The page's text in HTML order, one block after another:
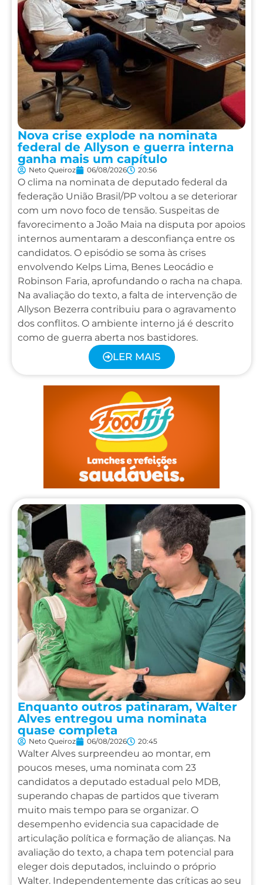
Nova crise explode na nominata
federal de Allyson e guerra interna
ganha mais um capítulo
Neto Queiroz 06/08/2026 20:56
O clima na nominata de deputado federal da
federação União Brasil/PP voltou a se deteriorar
com um novo foco de tensão. Suspeitas de
favorecimento a João Maia na disputa por apoios
internos aumentaram a desconfiança entre os
candidatos. O episódio se soma às crises
envolvendo Kelps Lima, Benes Leocádio e
Robinson Faria, aprofundando o racha na chapa.
Na avaliação do texto, a falta de intervenção de
Allyson Bezerra contribuiu para o agravamento
dos conflitos. O ambiente interno já é descrito
como de guerra aberta nos bastidores.
LER MAIS
Enquanto outros patinaram, Walter
Alves entregou uma nominata
quase completa
Neto Queiroz 06/08/2026 20:45
Walter Alves surpreendeu ao montar, em
poucos meses, uma nominata com 23
candidatos a deputado estadual pelo MDB,
superando chapas de partidos que tiveram
muito mais tempo para se organizar. O
desempenho evidencia sua capacidade de
articulação política e formação de alianças. Na
avaliação do texto, a chapa tem potencial para
eleger dois deputados, incluindo o próprio
Walter. Independentemente das críticas ao seu